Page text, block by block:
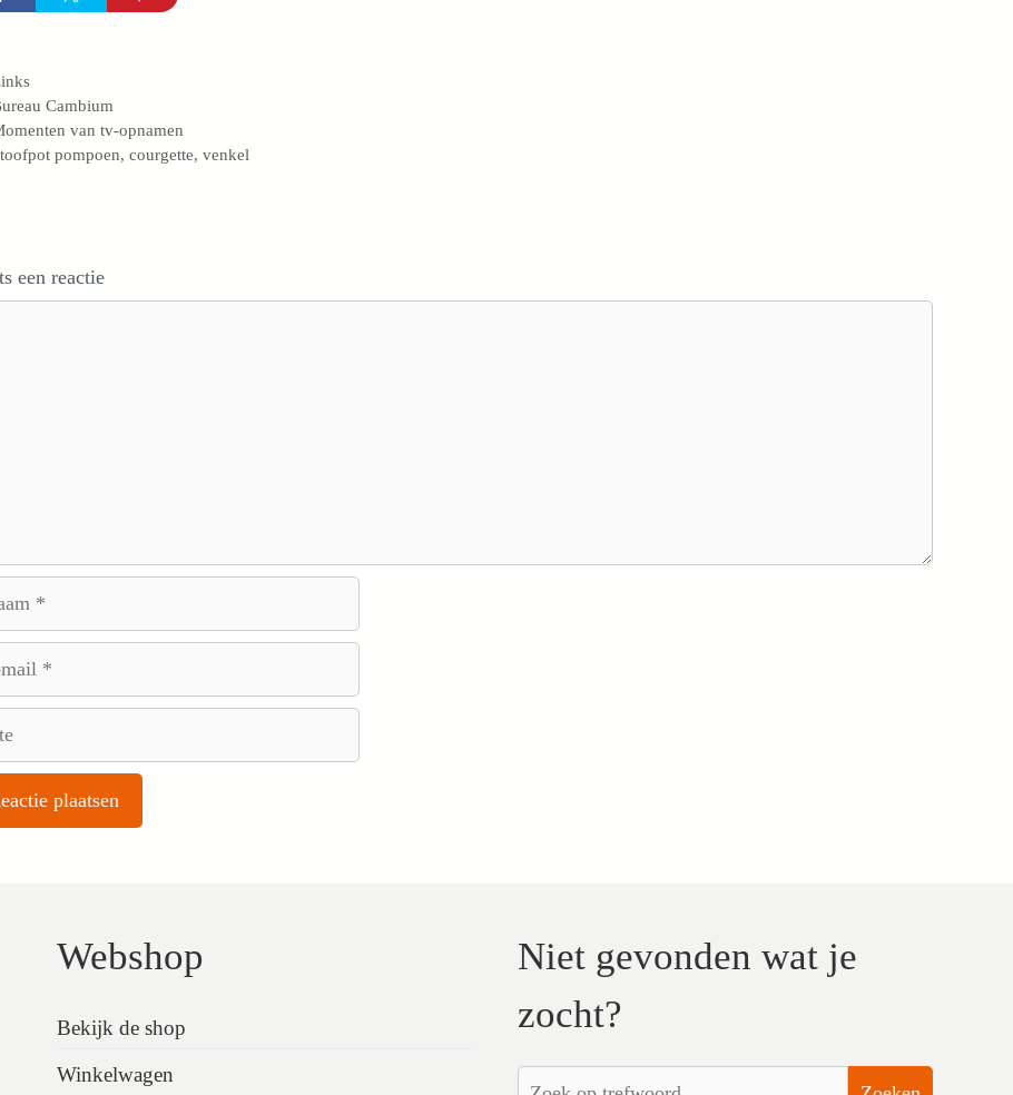
Cambium
van tv-opnamen
pompoen, courgette, venkel
een reactie
Webshop
Bekijk de shop
Winkelwagen
Niet gevonden wat je
zocht?